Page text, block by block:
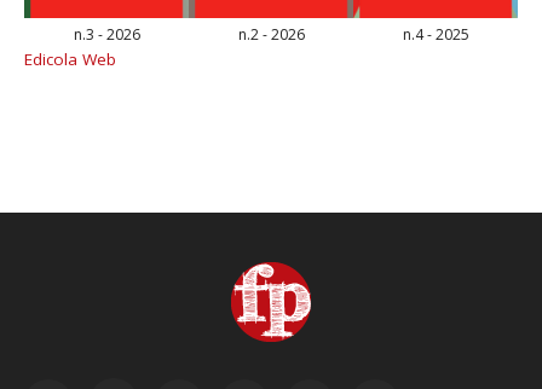
n.3 - 2026 n.2 - 2026 n.4 - 2025
Edicola Web